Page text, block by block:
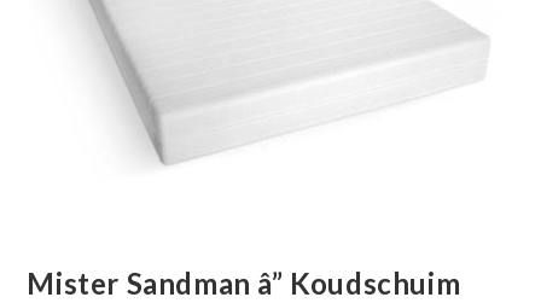
Mister Sandman â” Koudschuim